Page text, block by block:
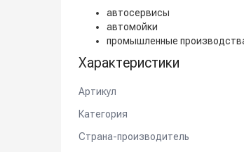
автосервисы
автомойки
промышленные
Характеристики
Артикул
Категория
Страна-производитель